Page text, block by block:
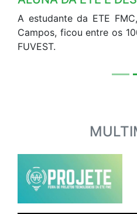
ALUNA DA ETE É
A estudante da ETE
Campos, ficou entre os